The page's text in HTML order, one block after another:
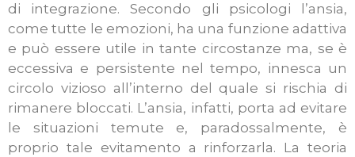
di integrazione. Secondo gli psicologi l’ansia,
come tutte le emozioni, ha una funzione adattiva
e può essere utile in tante circostanze ma, se è
eccessiva e persistente nel tempo, innesca un
circolo vizioso all’interno del quale si rischia di
rimanere bloccati. L’ansia, infatti, porta ad evitare
le situazioni temute e, paradossalmente, è
proprio tale evitamento a rinforzarla. La teoria